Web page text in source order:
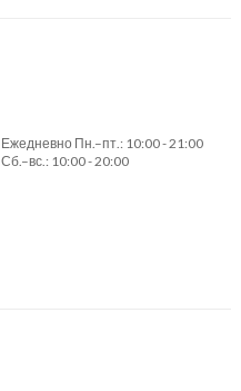
Ежедневно Пн.–пт.: 10:00 - 21:00
Сб.–вс.: 10:00 - 20:00